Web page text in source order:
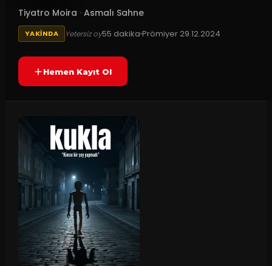
Tiyatro Moira · Asmalı Sahne
YAKINDA Yetersiz oy55 dakikaPrömiyer 29.12.2024
Hemen Kayıt Ol